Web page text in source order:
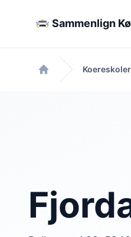
Sammenlign
Forside
Koereskoler